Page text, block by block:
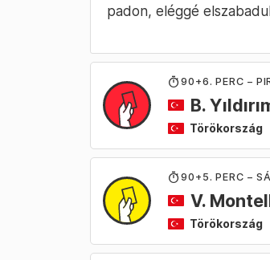
padon, eléggé
90 +6 . PERC –
B.
Törökország
90 +5 . PERC –
V.
Törökország